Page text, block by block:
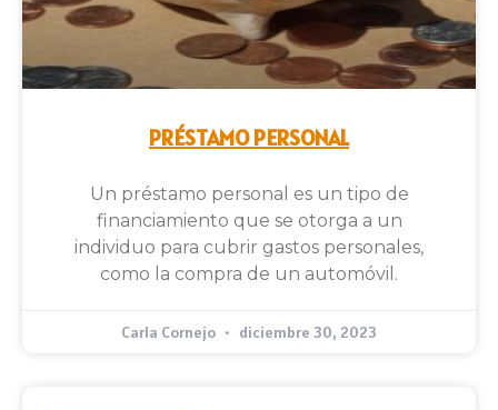
PRÉSTAMO PERSONAL
Un préstamo personal es un tipo de
financiamiento que se otorga a un
individuo para cubrir gastos personales,
como la compra de un automóvil.
Carla Cornejo diciembre 30, 2023